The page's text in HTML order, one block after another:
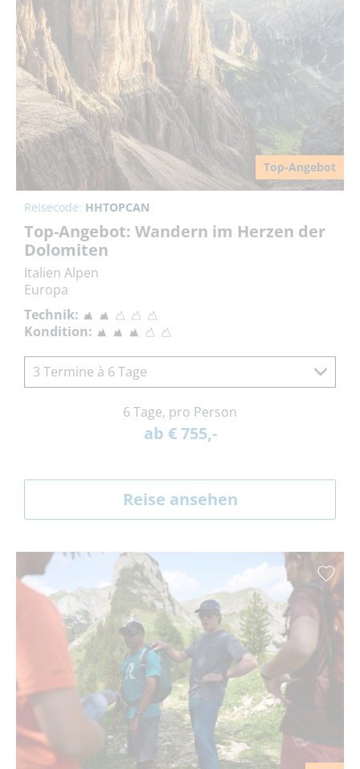
Top-Angebot
Reisecode: HHTOPCAN
Top-Angebot: Wandern im Herzen der
Dolomiten
Italien Alpen
Europa
Technik:
Kondition:
3 Termine à 6 Tage
6 Tage, pro Person
ab € 755,-
Reise ansehen